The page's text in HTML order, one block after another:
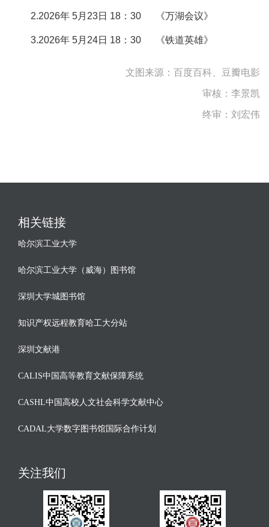
2.2026年 5月23日 18：30 《万湖会议》
3.2026年 5月24日 18：30 《铁道英雄》
文图来源：百度百科、豆瓣电影
审核： 李景凯
终审：刘宏伟
相关链接
哈尔滨工业大学
哈尔滨工业大学（威海）图书馆
深圳大学城图书馆
知识产权远程教育哈工大分站
深圳文献港
CALIS中国高等教育文献保障系统
CASHL中国高校人文社会科学文献中心
CADAL大学数字图书馆国际合作计划
关注我们